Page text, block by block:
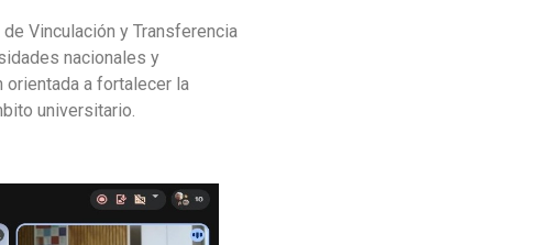
Vinculación y Transferencia
nacionales y
a fortalecer la
universitario.